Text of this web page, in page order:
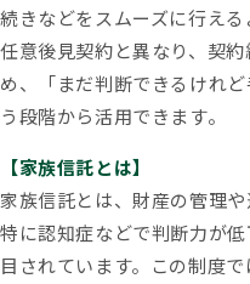
続きなどをスムーズに行える
任意後見契約と異なり、契
め、「まだ判断できるけれ
う段階から活用できます。
【家族信託とは】
家族信託とは、財産の管理
特に認知症などで判断力が
目されています。この制度